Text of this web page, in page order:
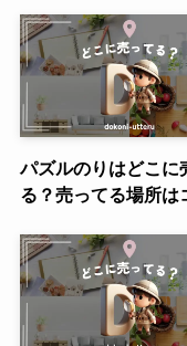
パズルのりはどこに
る？売ってる場所は